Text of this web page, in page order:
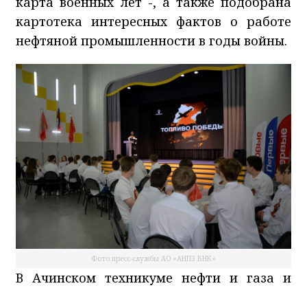
картотека интересных фактов о работе
нефтяной промышленности в годы войны.
Фото пресс-службы АО «АНПЗ ВНК»
В Ачинском техникуме нефти и газа и